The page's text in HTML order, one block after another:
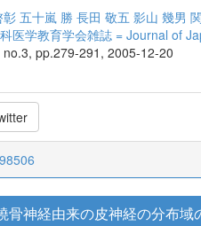
彰 五十嵐 勝 長田 敬五 影山 幾男
医学教育学会雑誌 = Journal of
no.3, pp.279-291, 2005-12-20
骨神経由来の皮神経の分布域